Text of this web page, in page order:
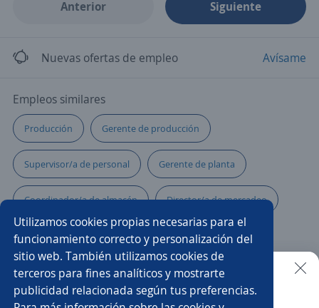
Utilizamos cookies propias necesarias para el
funcionamiento correcto y personalización del
sitio web. También utilizamos cookies de
terceros para fines analíticos y mostrarte
publicidad relacionada según tus preferencias.
Anterior Siguiente
Nuevas ofertas de empleo Avísame
Empleos similares
Producción Gerente de producción
Supervisor/a de personal Gerente de planta
Coordinador/a de almacén Director/a de mercadeo
Gerente de mantenimiento Jefe/a de logística
Supervisor/a de producción Gerente comercial
Buscar es más fácil en la app